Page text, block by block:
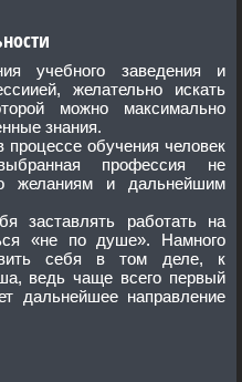
учебного заведения и
максимально
знания.
не
желаниям и дальнейшим
в том деле, к
ведь чаще всего первый
дальнейшее направление